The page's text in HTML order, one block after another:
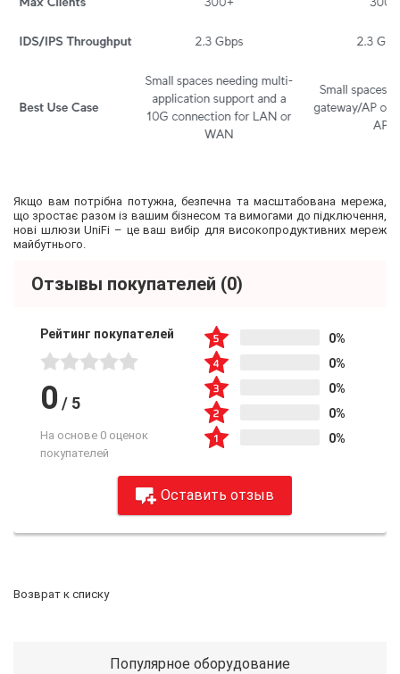
Якщо вам потрібна потужна, безпечна та масштабована мережа,
що зростає разом із вашим бізнесом та вимогами до підключення,
нові шлюзи UniFi – це ваш вибір для високопродуктивних мереж
майбутнього.
Отзывы покупателей (0)
Рейтинг покупателей
0 / 5
На основе 0 оценок
покупателей
0%
0%
0%
0%
0%
Оставить отзыв
Возврат к списку
Популярное оборудование